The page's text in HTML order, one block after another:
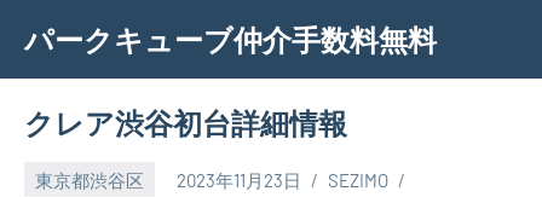
content
パークキューブ仲介手数料無料
クレア渋谷初台詳細情報
東京都渋谷区 2023年11月23日 SEZIMO